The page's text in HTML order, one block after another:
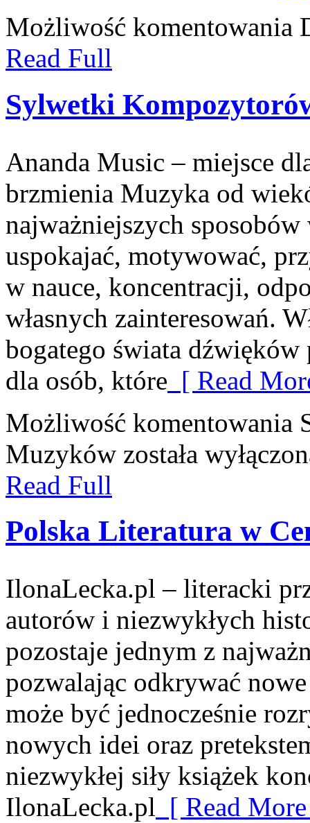
Możliwość komentowania
Read Full
Sylwetki
Ananda Music – miejsce
brzmienia Muzyka od
najważniejszych
uspokajać, motywować,
w nauce, koncentracji,
własnych zainteresowań.
bogatego świata
dla osób, które [ Read
Możliwość komentowania
Muzyków została
Read Full
Polska Literatura w
IlonaLecka.pl – literacki
autorów i niezwykłych
pozostaje jednym z
pozwalając odkrywać
może być jednocześnie
nowych idei oraz
niezwykłej siły książek
IlonaLecka.pl [ Read